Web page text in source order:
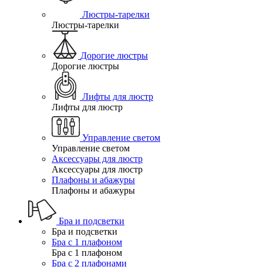
Люстры-тарелки
Люстры-тарелки
Дорогие люстры
Дорогие люстры
Лифты для люстр
Лифты для люстр
Управление светом
Управление светом
Аксессуары для люстр
Аксессуары для люстр
Плафоны и абажуры
Плафоны и абажуры
Бра и подсветки
Бра и подсветки
Бра с 1 плафоном
Бра с 1 плафоном
Бра с 2 плафонами